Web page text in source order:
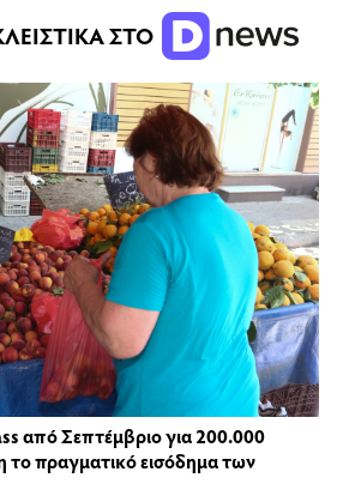
ΣΤΟ
από Σεπτέμβριο για 200.000
το πραγματικό εισόδημα των